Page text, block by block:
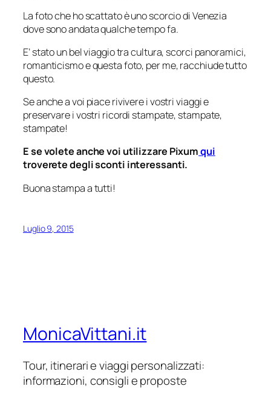
La foto che ho scattato è uno scorcio di Venezia
dove sono andata qualche tempo fa.
E’ stato un bel viaggio tra cultura, scorci panoramici,
romanticismo e questa foto, per me, racchiude tutto
questo.
Se anche a voi piace rivivere i vostri viaggi e
preservare i vostri ricordi stampate, stampate,
stampate!
E se volete anche voi utilizzare Pixumqui
troverete degli sconti interessanti.
Buona stampa a tutti!
Luglio 9, 2015
MonicaVittani.it
Tour, itinerari e viaggi personalizzati:
informazioni, consigli e proposte